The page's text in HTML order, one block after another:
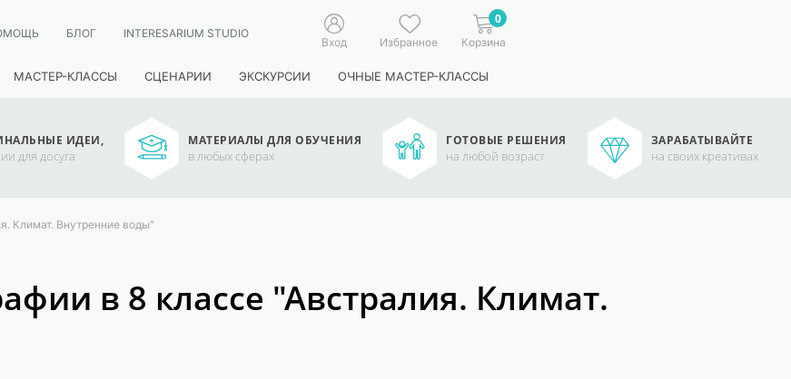
БЛОГ INTERESARIUM STUDIO
Вход Избранное
0
Корзина
МАСТЕР-КЛАССЫ СЦЕНАРИИ ЭКСКУРСИИ ОЧНЫЕ МАСТЕР-КЛАССЫ
ИДЕИ,
для досуга
МАТЕРИАЛЫ ДЛЯ ОБУЧЕНИЯ
в любых сферах
ГОТОВЫЕ РЕШЕНИЯ
на любой возраст
ЗАРАБАТЫВАЙТЕ
на своих креативах
Климат. Внутренние воды"
в 8 классе "Австралия. Климат.